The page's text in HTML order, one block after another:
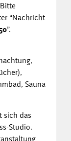
“Nachricht
”.
Sauna
sich das
Studio.